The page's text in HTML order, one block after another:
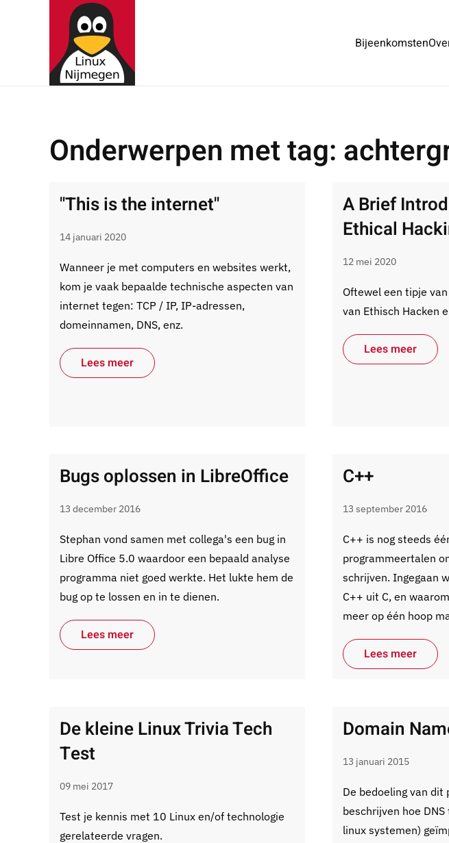
Terug naar hoofdinhoud Bijeenkomsten
Onderwerpen met tag:
"This is the internet"
14 januari 2020
Wanneer je met computers en websites werkt,
kom je vaak bepaalde technische aspecten van
internet tegen: TCP / IP, IP-adressen,
domeinnamen, DNS, enz.
Lees meer
A Brief
Ethical
12 mei 2020
Oftewel een tipje
van Ethisch Hacken
Lees meer
Bugs oplossen in LibreOffice
13 december 2016
Stephan vond samen met collega's een bug in
Libre Office 5.0 waardoor een bepaald analyse
programma niet goed werkte. Het lukte hem de
bug op te lossen en in te dienen.
Lees meer
C++
13 september 2016
C++ is nog steeds
programmeertalen
schrijven. Ingegaan
C++ uit C, en
meer op één hoop
Lees meer
De kleine Linux Trivia Tech
Test
09 mei 2017
Test je kennis met 10 Linux en/of technologie
gerelateerde vragen.
Domain
13 januari 2015
De bedoeling van
beschrijven hoe
linux systemen)